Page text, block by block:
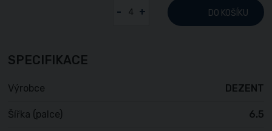
- + DO KOŠÍKU
SPECIFIKACE
Výrobce DEZENT
Šířka (palce) 6.5